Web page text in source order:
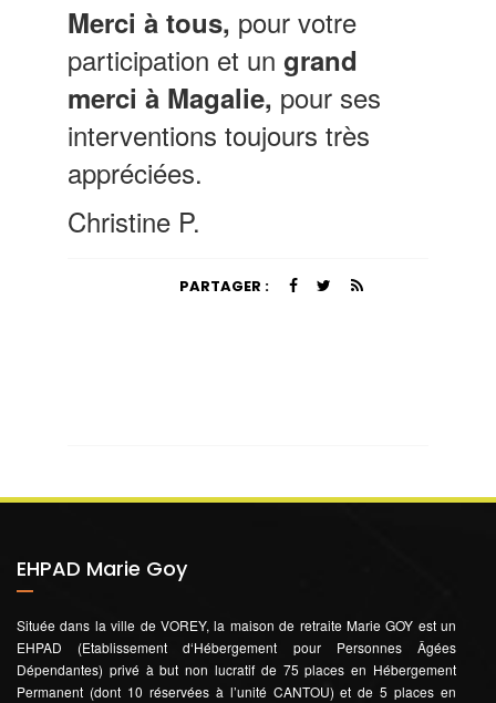
Merci à tous, pour votre
participation et ungrand
merci à Magalie, pour ses
interventions toujours très
appréciées.
Christine P.
PARTAGER :
EHPAD Marie Goy
Située dans la ville de VOREY, la maison de retraite Marie GOY est un
EHPAD (Etablissement d‘Hébergement pour Personnes Âgées
Dépendantes) privé à but non lucratif de 75 places en Hébergement
Permanent (dont 10 réservées à l’unité CANTOU) et de 5 places en